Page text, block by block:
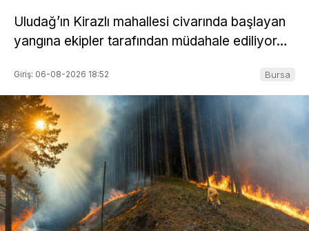
Uludağ’ın Kirazlı mahallesi civarında başlayan
yangına ekipler tarafından müdahale ediliyor…
Giriş: 06-08-2026 18:52 Bursa